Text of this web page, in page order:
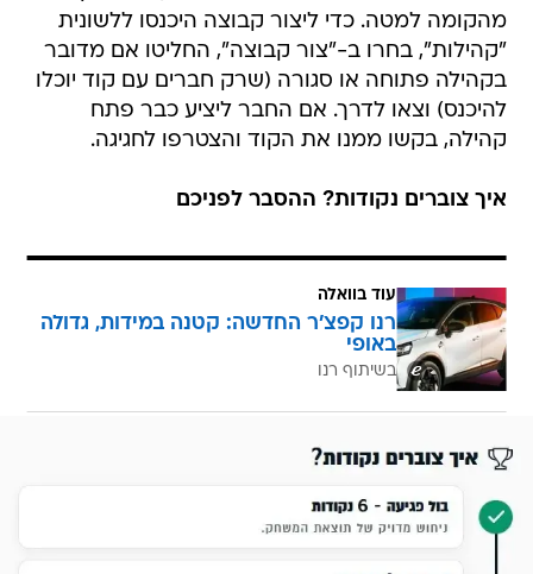
מהקומה למטה. כדי ליצור קבוצה היכנסו ללשונית
"קהילות", בחרו ב-"צור קבוצה", החליטו אם מדובר
בקהילה פתוחה או סגורה (שרק חברים עם קוד יוכלו
להיכנס) וצאו לדרך. אם החבר ליציע כבר פתח
קהילה, בקשו ממנו את הקוד והצטרפו לחגיגה.
איך צוברים נקודות? ההסבר לפניכם
עוד בוואלה
רנו קפצ'ר החדשה: קטנה במידות, גדולה
באופי
בשיתוף רנו